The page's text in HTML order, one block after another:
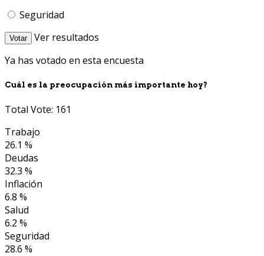
Seguridad
Votar
Ver resultados
Ya has votado en esta encuesta
Cuál es la preocupación más importante hoy?
Total Vote: 161
Trabajo
26.1 %
Deudas
32.3 %
Inflación
6.8 %
Salud
6.2 %
Seguridad
28.6 %